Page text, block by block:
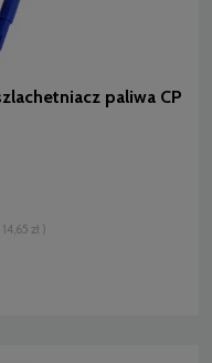
paliwa CP
zł )